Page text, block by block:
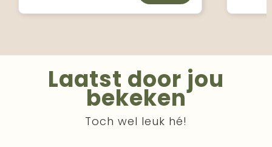
Laatst door jou
bekeken
Toch wel leuk hé!